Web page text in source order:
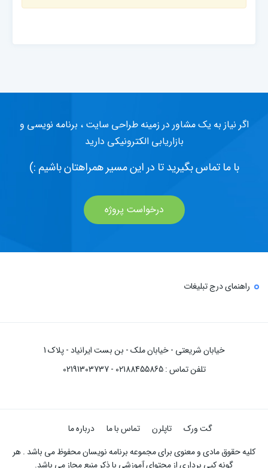
اگر نیاز به یک مشاور در زمینه طراحی سایت ، برنامه نویسی و
بازاریابی الکترونیکی دارید
با ما تماس بگیرید تا در این مسیر همراهتان باشیم :)
درخواست پروژه
راهنمای درج تبلیغات
خیابان شریعتی - خیابان ملک - بن بست ایرانیاد - پلاک 1
تلفن تماس : 02188455865 - 02191303737
گت ورک تاپلرن تماس با ما
درباره ما
کلیه حقوق مادی و معنوی برای مجموعه برنامه نویسان محفوظ می باشد . هر
گونه کپی برداری از محتوای آموزشی با ذکر منبع مجاز می باشد.